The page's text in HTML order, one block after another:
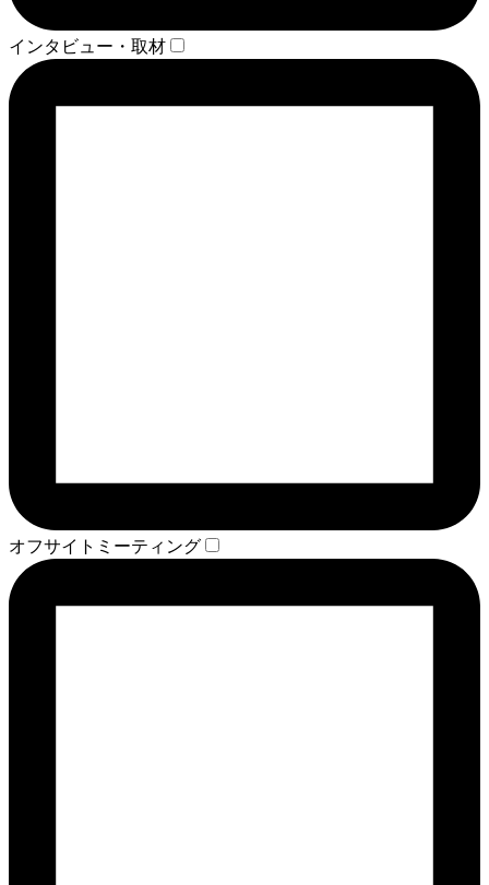
インタビュー・取材
オフサイトミーティング